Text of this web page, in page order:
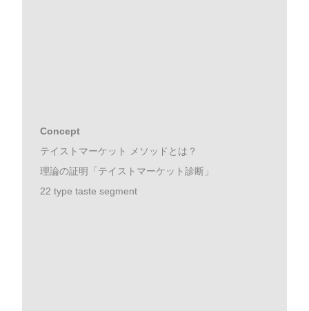
Concept
テイストマーケット メソッドとは？
理論の証明「テイストマーケット診断」
22 type taste segment